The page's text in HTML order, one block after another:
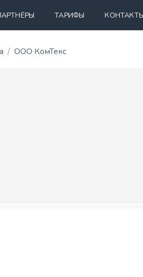
ТАРИФЫ
ООО КомТекс